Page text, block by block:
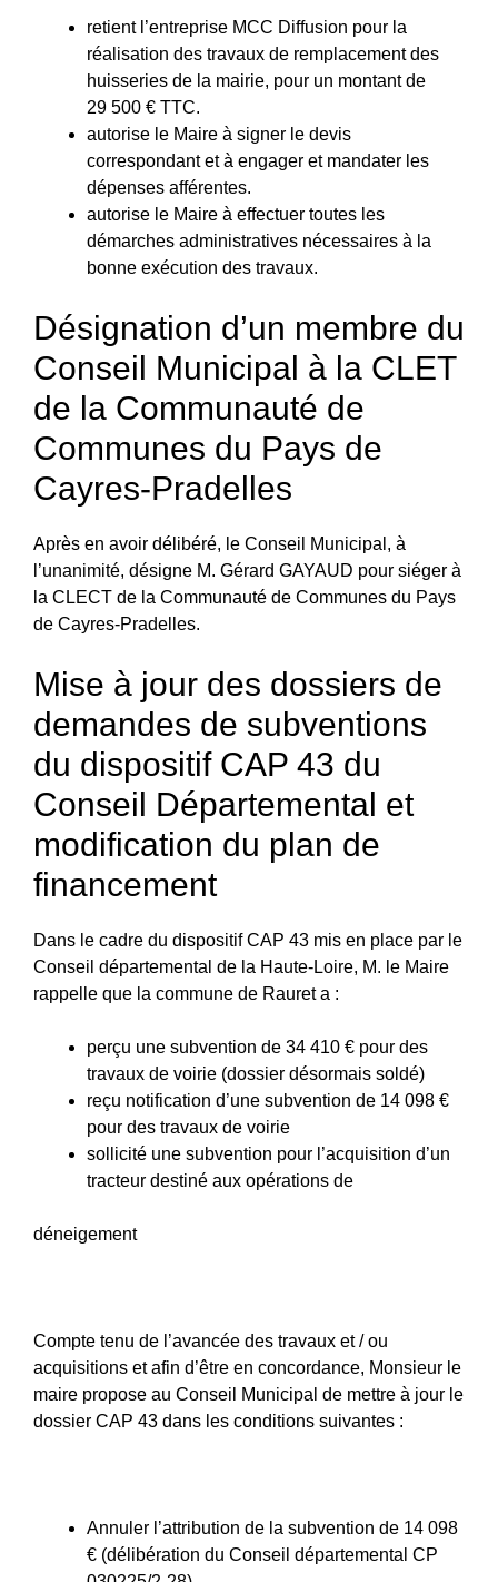
retient l’entreprise MCC Diffusion pour la
réalisation des travaux de remplacement des
huisseries de la mairie, pour un montant de
29 500 € TTC.
autorise le Maire à signer le devis
correspondant et à engager et mandater les
dépenses afférentes.
autorise le Maire à effectuer toutes les
démarches administratives nécessaires à la
bonne exécution des travaux.
Désignation d’un membre du
Conseil Municipal à la CLET
de la Communauté de
Communes du Pays de
Cayres-Pradelles
Après en avoir délibéré, le Conseil Municipal, à
l’unanimité, désigne M. Gérard GAYAUD pour siéger à
la CLECT de la Communauté de Communes du Pays
de Cayres-Pradelles.
Mise à jour des dossiers de
demandes de subventions
du dispositif CAP 43 du
Conseil Départemental et
modification du plan de
financement
Dans le cadre du dispositif CAP 43 mis en place par le
Conseil départemental de la Haute‑Loire, M. le Maire
rappelle que la commune de Rauret a :
perçu une subvention de 34 410 € pour des
travaux de voirie (dossier désormais soldé)
reçu notification d’une subvention de 14 098 €
pour des travaux de voirie
sollicité une subvention pour l’acquisition d’un
tracteur destiné aux opérations de
déneigement
Compte tenu de l’avancée des travaux et / ou
acquisitions et afin d’être en concordance, Monsieur le
maire propose au Conseil Municipal de mettre à jour le
dossier CAP 43 dans les conditions suivantes :
Annuler l’attribution de la subvention de 14 098
€ (délibération du Conseil départemental CP